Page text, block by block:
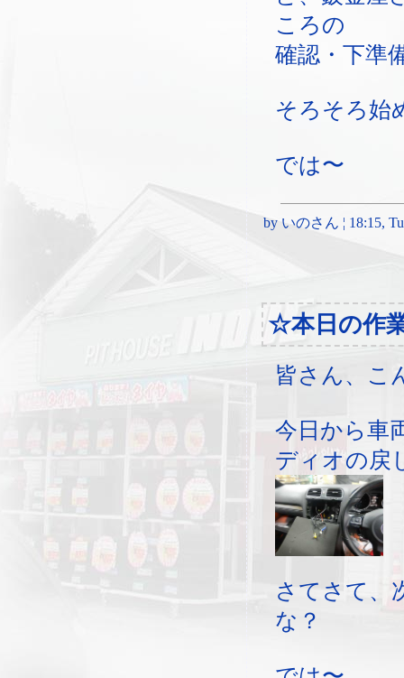
ころの
確認・下準
そろそろ始
では〜
by いのさん ¦ 18:15,
☆本日の作
皆さん、こ
今日から車
ディオの戻
さてさて、
な？